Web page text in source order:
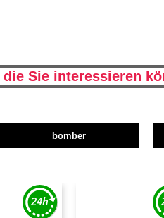
die Sie interessieren
bomber